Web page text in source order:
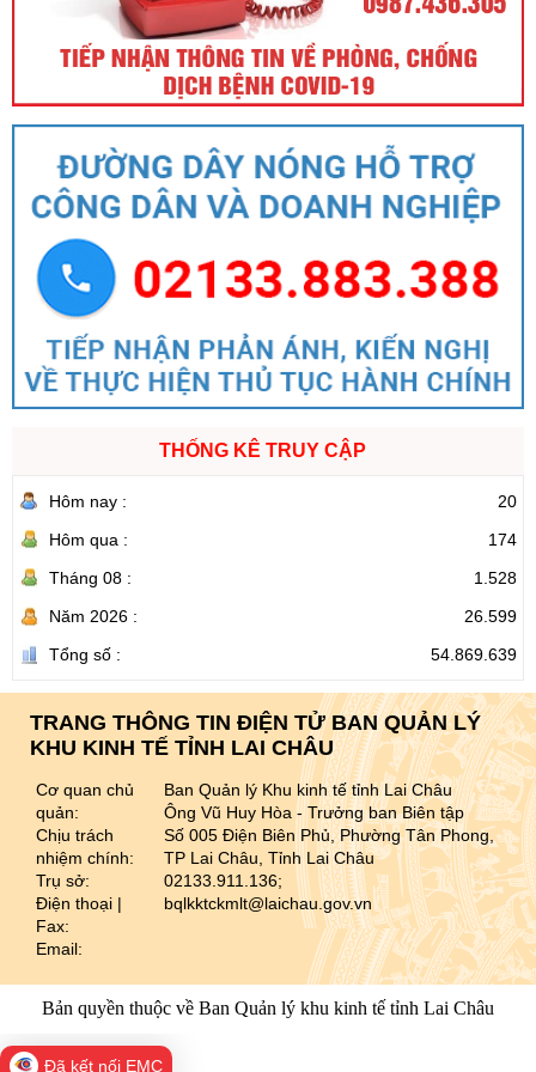
THỐNG KÊ TRUY CẬP
Hôm nay :
20
Hôm qua :
174
Tháng 08 :
1.528
Năm 2026 :
26.599
Tổng số :
54.869.639
TRANG THÔNG TIN ĐIỆN TỬ BAN QUẢN LÝ
KHU KINH TẾ TỈNH LAI CHÂU
Cơ quan chủ
quản:
Chịu trách
nhiệm chính:
Trụ sở:
Điện thoại |
Fax:
Email:
Ban Quản lý Khu kinh tế tỉnh Lai Châu
Ông Vũ Huy Hòa - Trưởng ban Biên tập
Số 005 Điện Biên Phủ, Phường Tân Phong,
TP Lai Châu, Tỉnh Lai Châu
02133.911.136;
bqlkktckmlt@laichau.gov.vn
Bản quyền thuộc về Ban Quản lý khu kinh tế tỉnh Lai Châu
Đã kết nối EMC